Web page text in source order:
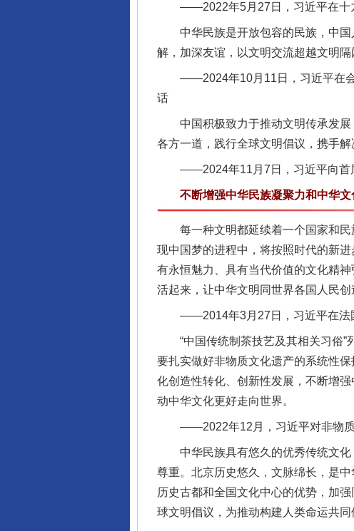
——2022年5月27日，习近平在十九
中华民族是开放包容的民族，中国
解，加深友谊，以文明交流超越文明隔
——2024年10月11日，习近平在会
话
中国积极致力于推动文明传承发展
各方一道，践行全球文明倡议，携手
——2024年11月7日，习近平向首
不断增强中华民族凝聚力和中华文
每一种文明都延续着一个国家和民
现中国梦的进程中，将按照时代的新
有永恒魅力、具有当代价值的文化精
活起来，让中华文明同世界各国人民
——2014年3月27日，习近平在法
“中国传统制茶技艺及其相关习俗”
要扎实做好非物质文化遗产的系统性
化创造性转化、创新性发展，不断增
动中华文化更好走向世界。
——2022年12月，习近平对非物质
中华民族具有悠久的优秀传统文化
尊重。北京历史悠久，文脉绵长，是
历史古都和全国文化中心的优势，加
球文明倡议，为推动构建人类命运共同
完善运行机制助力责任有效落实
东山县通报“牛蛙产品抗生素超标问题”